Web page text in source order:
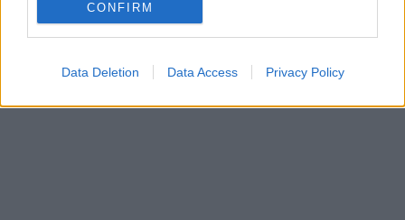
CONFIRM
Data Deletion Data Access Privacy Policy